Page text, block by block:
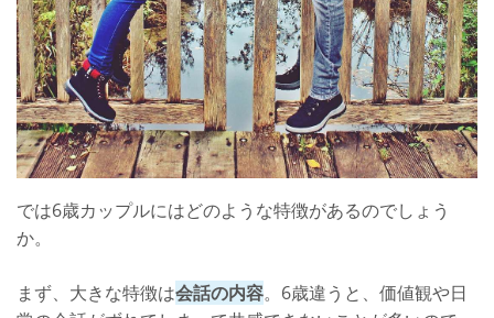
では6歳カップルにはどのような特徴があるのでしょう
か。
まず、大きな特徴は会話の内容。6歳違うと、価値観や日